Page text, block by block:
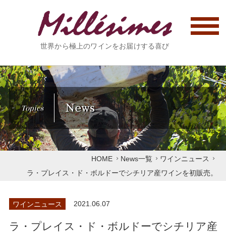
世界から極上のワインをお届けする喜び
Topics News
HOME News一覧
ワインニュース
ラ・プレイス・ド・ボルドーでシチリア産ワインを初販売。
ワインニュース 2021.06.07
ラ・プレイス・ド・ボルドーでシチリア産